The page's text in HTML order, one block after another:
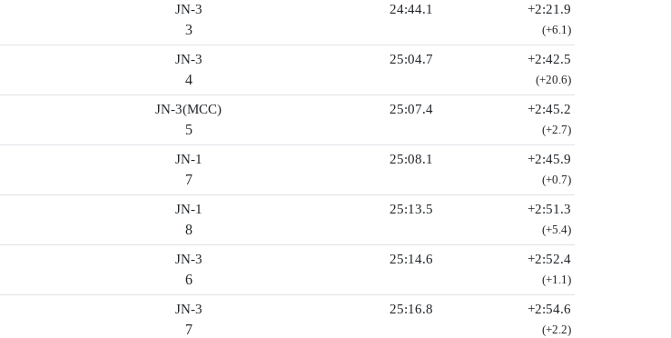
JN-3
3
24:44.1 +2:21.9
(+6.1)
JN-3
4
25:04.7 +2:42.5
(+20.6)
JN-3(MCC)
5
25:07.4 +2:45.2
(+2.7)
JN-1
7
25:08.1 +2:45.9
(+0.7)
JN-1
8
25:13.5 +2:51.3
(+5.4)
JN-3
6
25:14.6 +2:52.4
(+1.1)
JN-3
7
25:16.8 +2:54.6
(+2.2)